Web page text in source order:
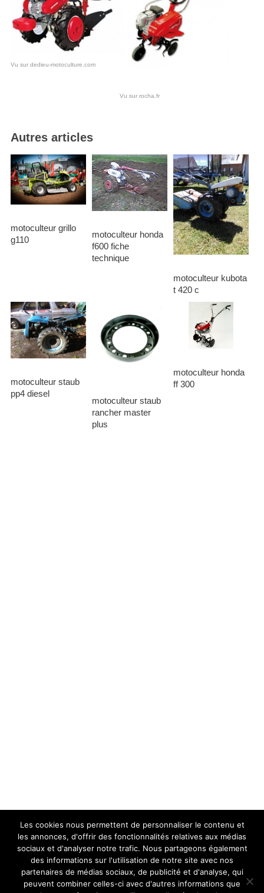
Vu sur dedieu-motoculture.com
Vu sur rocha.fr
Autres articles
motoculteur grillo
g110
motoculteur honda
f600 fiche
technique
motoculteur kubota
t 420 c
motoculteur staub
pp4 diesel
motoculteur staub
rancher master
plus
motoculteur honda
ff 300
Les cookies nous permettent de personnaliser le contenu et
les annonces, d'offrir des fonctionnalités relatives aux médias
sociaux et d'analyser notre trafic. Nous partageons également
des informations sur l'utilisation de notre site avec nos
partenaires de médias sociaux, de publicité et d'analyse, qui
peuvent combiner celles-ci avec d'autres informations que